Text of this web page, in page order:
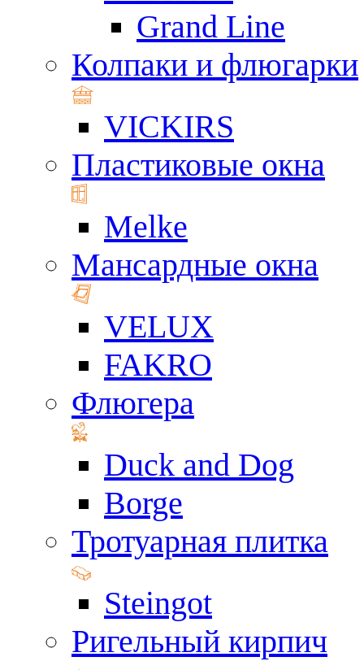
Grand Line
Колпаки и флюгарки
VICKIRS
Пластиковые окна
Melke
Мансардные окна
VELUX
FAKRO
Флюгера
Duck and Dog
Borge
Тротуарная плитка
Steingot
Ригельный кирпич